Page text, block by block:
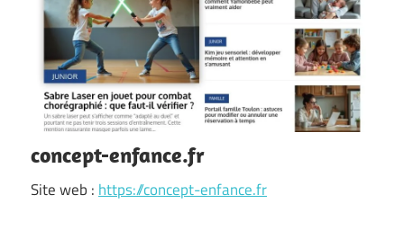
concept-enfance.fr
Site web : https://concept-enfance.fr